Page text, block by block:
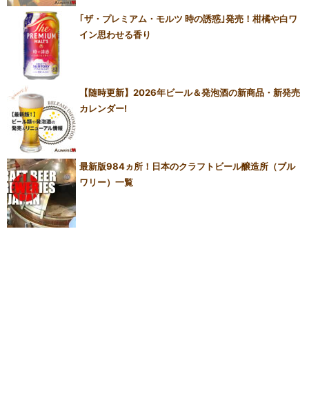
｢ザ・プレミアム・モルツ 時の誘惑｣発売！柑橘や白ワ
イン思わせる香り
【随時更新】2026年ビール＆発泡酒の新商品・新発売
カレンダー!
最新版984ヵ所！日本のクラフトビール醸造所（ブル
ワリー）一覧